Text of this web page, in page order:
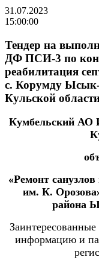
31.07.2023
15:00:00
Тендер на
ДФ ПСИ-3 по
реабилитация
с. Корумду
Кульской
Кумбельский АО
«Ремонт
им. К.
района
информацию и